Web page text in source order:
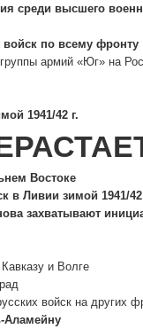
среди высшего
войск по всему фронту
армий «Юг» на
1941/42 г.
Востоке
в Ливии зимой 1941/42
захватывают
и Волге
войск на других
Аламейну